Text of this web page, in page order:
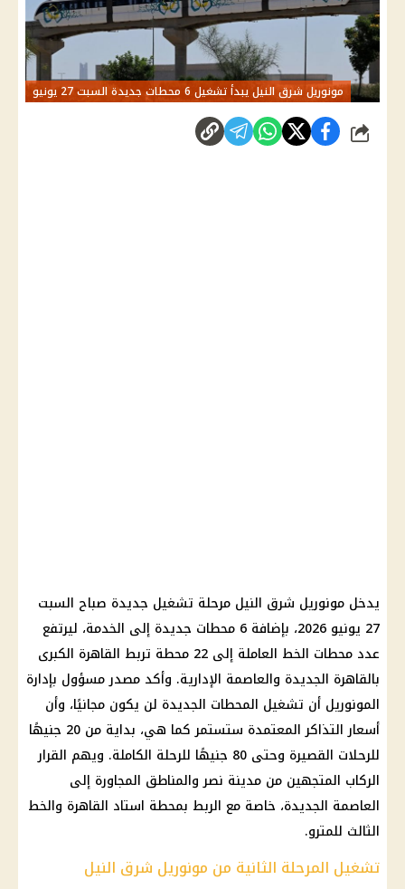
مونوريل شرق النيل يبدأ تشغيل 6 محطات جديدة السبت 27 يونيو
شارك
يدخل مونوريل شرق النيل مرحلة تشغيل جديدة صباح السبت
27 يونيو 2026، بإضافة 6 محطات جديدة إلى الخدمة، ليرتفع
عدد محطات الخط العاملة إلى 22 محطة تربط القاهرة الكبرى
بالقاهرة الجديدة والعاصمة الإدارية. وأكد مصدر مسؤول بإدارة
المونوريل أن تشغيل المحطات الجديدة لن يكون مجانيًا، وأن
أسعار التذاكر المعتمدة ستستمر كما هي، بداية من 20 جنيهًا
للرحلات القصيرة وحتى 80 جنيهًا للرحلة الكاملة. ويهم القرار
الركاب المتجهين من مدينة نصر والمناطق المجاورة إلى
العاصمة الجديدة، خاصة مع الربط بمحطة استاد القاهرة والخط
الثالث للمترو.
تشغيل المرحلة الثانية من مونوريل شرق النيل